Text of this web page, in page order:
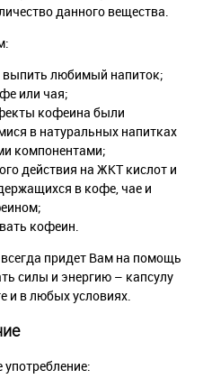
данного вещества.
выпить любимый напиток;
или чая;
кофеина были
в натуральных напитках
компонентами;
действия на ЖКТ кислот и
в кофе, чае и
кофеин.
придет Вам на помощь
силы и энергию – капсулу
и в любых условиях.